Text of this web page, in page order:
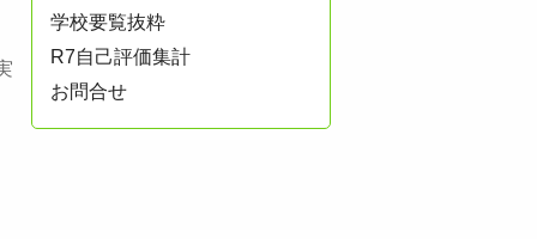
学校要覧抜粋
R7自己評価集計
お問合せ